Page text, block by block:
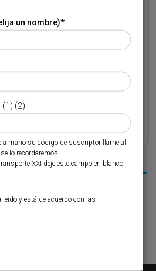
XXI deje este campo en blanco.
y está de acuerdo con lasCondiciones
con la puesta en marcha de una
en oferta ro-pax
etapas
un nombre)*
(1) (2)
a mano su código de suscriptor llame al
lo recordaremos.
XXI deje este campo en blanco.
y está de acuerdo con las